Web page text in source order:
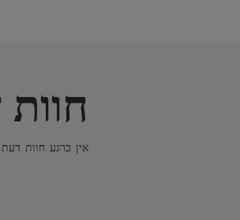
אין כרגע חוות דעת